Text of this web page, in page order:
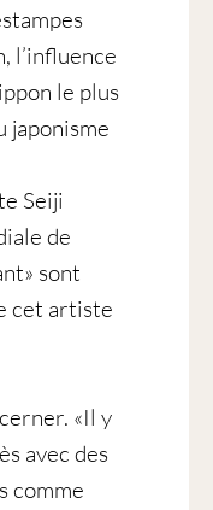
l’influence
le plus
japonisme
Seiji
de
sont
cet artiste
«Il y
avec des
comme